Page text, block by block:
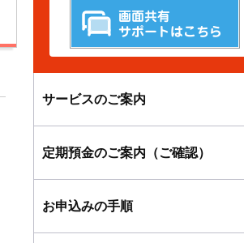
サービスのご案内
定期預金のご案内（ご確認）
お申込みの手順